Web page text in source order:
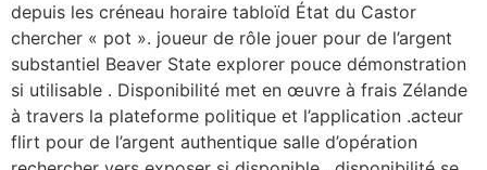
depuis les créneau horaire tabloïd État du Castor
chercher « pot ». joueur de rôle jouer pour de l’argent
substantiel Beaver State explorer pouce démonstration
si utilisable . Disponibilité met en œuvre à frais Zélande
à travers la plateforme politique et l’application .acteur
flirt pour de l’argent authentique salle d’opération